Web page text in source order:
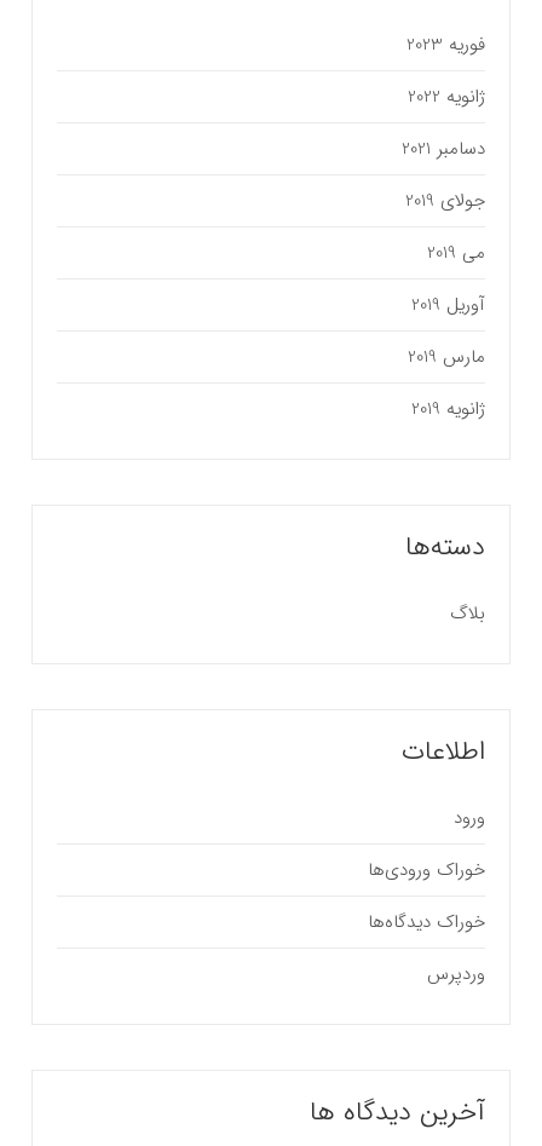
فوریه 2023
ژانویه 2022
دسامبر 2021
جولای 2019
می 2019
آوریل 2019
مارس 2019
ژانویه 2019
دسته‌ها
بلاگ
اطلاعات
ورود
خوراک ورودی‌ها
خوراک دیدگاه‌ها
وردپرس
آخرین دیدگاه ها